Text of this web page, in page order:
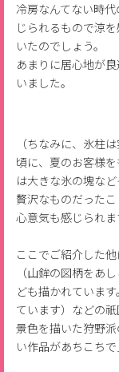
冷房なんてない時
じられるもので涼
いたのでしょう。
あまりに居心地が
いました。
（ちなみに、氷柱
頃に、夏のお客様
は大きな氷の塊な
贅沢なものだった
心意気も感じられま
ここでご紹介した
（山鉾の図柄をあ
ども描かれていま
ています）などの
景色を描いた狩野
い作品があちこちで